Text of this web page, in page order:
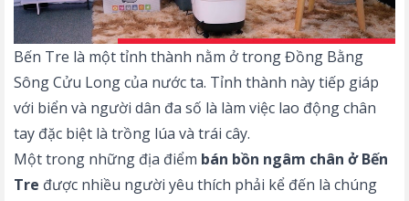
Bến Tre là một tỉnh thành nằm ở trong Đồng Bằng
Sông Cửu Long của nước ta. Tỉnh thành này tiếp giáp
với biển và người dân đa số là làm việc lao động chân
tay đặc biệt là trồng lúa và trái cây.
Một trong những địa điểm bán bồn ngâm chân ở Bến
Tre được nhiều người yêu thích phải kể đến là chúng